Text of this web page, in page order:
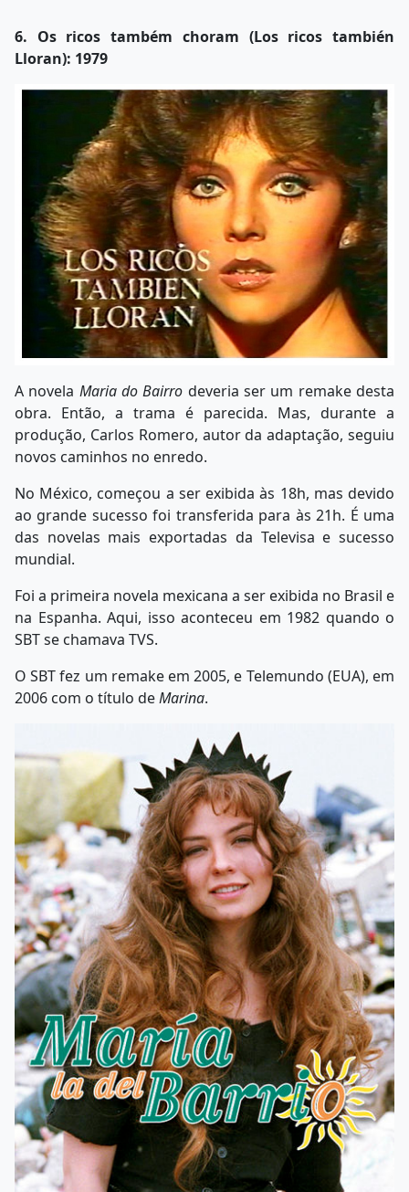
6. Os ricos também choram (Los ricos también
Lloran): 1979
A novela Maria do Bairro deveria ser um remake desta
obra. Então, a trama é parecida. Mas, durante a
produção, Carlos Romero, autor da adaptação, seguiu
novos caminhos no enredo.
No México, começou a ser exibida às 18h, mas devido
ao grande sucesso foi transferida para às 21h. É uma
das novelas mais exportadas da Televisa e sucesso
mundial.
Foi a primeira novela mexicana a ser exibida no Brasil e
na Espanha. Aqui, isso aconteceu em 1982 quando o
SBT se chamava TVS.
O SBT fez um remake em 2005, e Telemundo (EUA), em
2006 com o título deMarina.